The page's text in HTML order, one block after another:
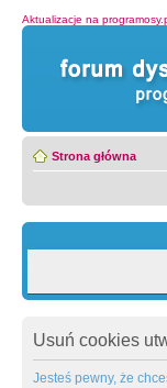
Aktualizacje na
Strona główna
Usuń cookies
Jesteś pewny, że